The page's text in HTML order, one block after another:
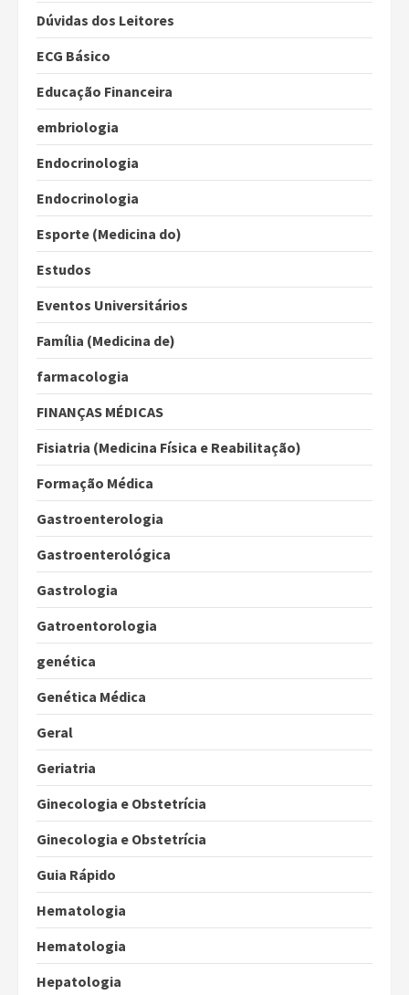
Dúvidas dos Leitores
ECG Básico
Educação Financeira
embriologia
Endocrinologia
Endocrinologia
Esporte (Medicina do)
Estudos
Eventos Universitários
Família (Medicina de)
farmacologia
FINANÇAS MÉDICAS
Fisiatria (Medicina Física e Reabilitação)
Formação Médica
Gastroenterologia
Gastroenterológica
Gastrologia
Gatroentorologia
genética
Genética Médica
Geral
Geriatria
Ginecologia e Obstetrícia
Ginecologia e Obstetrícia
Guia Rápido
Hematologia
Hematologia
Hepatologia